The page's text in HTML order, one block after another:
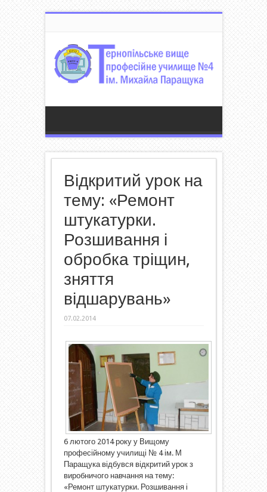
Відкритий урок на
тему: «Ремонт
штукатурки.
Розшивання і
обробка тріщин,
зняття
відшарувань»
07.02.2014
6 лютого 2014 року у Вищому
професійному училищі № 4 ім. М
Паращука відбувся відкритий урок з
виробничого навчання на тему:
«Ремонт штукатурки. Розшивання і